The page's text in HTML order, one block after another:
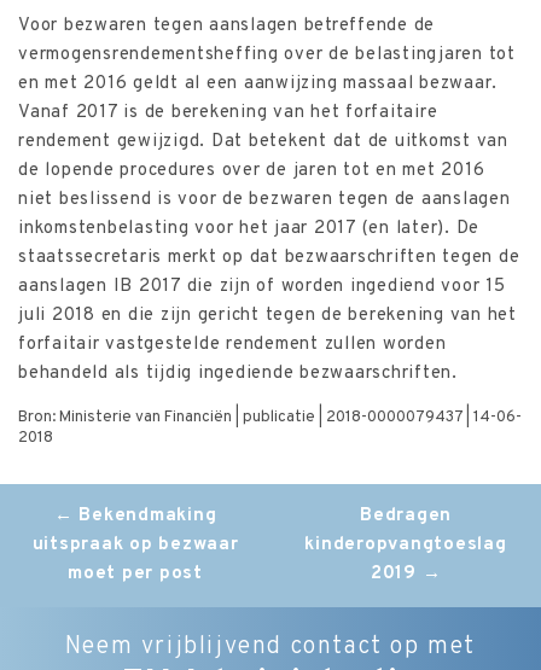
Voor bezwaren tegen aanslagen betreffende de
vermogensrendementsheffing over de belastingjaren tot
en met 2016 geldt al een aanwijzing massaal bezwaar.
Vanaf 2017 is de berekening van het forfaitaire
rendement gewijzigd. Dat betekent dat de uitkomst van
de lopende procedures over de jaren tot en met 2016
niet beslissend is voor de bezwaren tegen de aanslagen
inkomstenbelasting voor het jaar 2017 (en later). De
staatssecretaris merkt op dat bezwaarschriften tegen de
aanslagen IB 2017 die zijn of worden ingediend voor 15
juli 2018 en die zijn gericht tegen de berekening van het
forfaitair vastgestelde rendement zullen worden
behandeld als tijdig ingediende bezwaarschriften.
Bron: Ministerie van Financiën | publicatie | 2018-0000079437 | 14-06-
2018
Post
navigation
← Bekendmaking
uitspraak op bezwaar
moet per post
Bedragen
kinderopvangtoeslag
2019 →
Neem vrijblijvend contact op met